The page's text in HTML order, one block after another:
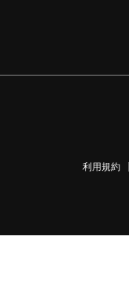
利用規約